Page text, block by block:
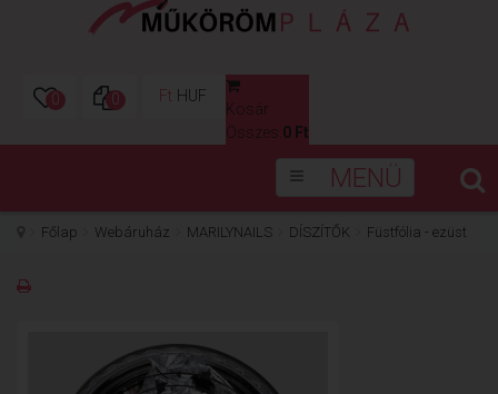
0 0 Ft HUF
Kosár
Összes: 0 Ft
MENÜ
Főlap Webáruház MARILYNAILS DÍSZÍTŐK Füstfólia - ezüst